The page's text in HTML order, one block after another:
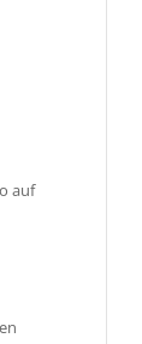
auf